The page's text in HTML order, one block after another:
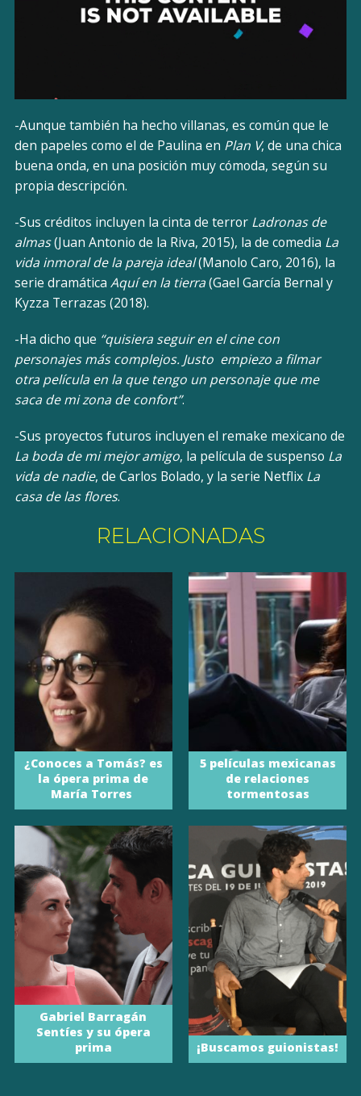
-Aunque también ha hecho villanas, es común que le
den papeles como el de Paulina en Plan V, de una chica
buena onda, en una posición muy cómoda, según su
propia descripción.
-Sus créditos incluyen la cinta de terror Ladronas de
almas(Juan Antonio de la Riva, 2015), la de comedia La
vida inmoral de la pareja ideal(Manolo Caro, 2016), la
serie dramática Aquí en la tierra(Gael García Bernal y
Kyzza Terrazas (2018).
-Ha dicho que “quisiera seguir en el cine con
personajes más complejos. Justo empiezo a filmar
otra película en la que tengo un personaje que me
saca de mi zona de confort”.
-Sus proyectos futuros incluyen el remake mexicano de
La boda de mi mejor amigo, la película de suspenso La
vida de nadie, de Carlos Bolado, y la serie Netflix La
casa de las flores.
RELACIONADAS
¿Conoces a Tomás? es
la ópera prima de
María Torres
5 películas mexicanas
de relaciones
tormentosas
Gabriel Barragán
Sentíes y su ópera
prima
¡Buscamos guionistas!